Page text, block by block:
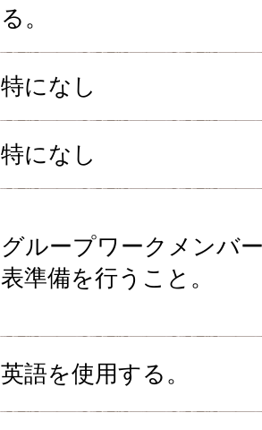
る。
特になし
特になし
グループワークメンバ
表準備を行うこと。
英語を使用する。